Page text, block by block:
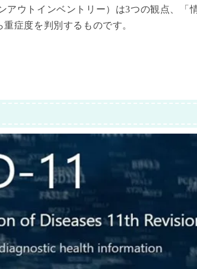
アウトインベントリー）は3つの観点、「
症度を判別するものです。